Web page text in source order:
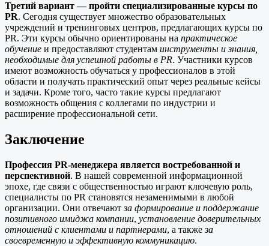
Третий вариант — пройти специализированные курсы по
PR. Сегодня существует множество образовательных
учреждений и тренинговых центров, предлагающих курсы по
PR. Эти курсы обычно ориентированы на практическое
обучение и предоставляют студентам инструменты и знания,
необходимые для успешной работы в PR. Участники курсов
имеют возможность обучаться у профессионалов в этой
области и получать практический опыт через реальные кейсы
и задачи. Кроме того, часто такие курсы предлагают
возможность общения с коллегами по индустрии и
расширение профессиональной сети.
Заключение
Профессия PR-менеджера является востребованной и
перспективной. В нашей современной информационной
эпохе, где связи с общественностью играют ключевую роль,
специалисты по PR становятся незаменимыми в любой
организации. Они отвечаютза формирование и поддержание
позитивного имиджа компании, установление доверительных
отношений с клиентами и партнерами, а такжеза
своевременную и эффективную коммуникацию.